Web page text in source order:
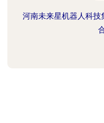
河南未来星机器人科